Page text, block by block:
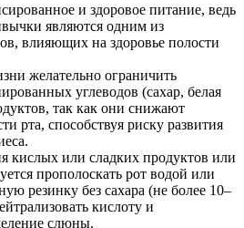
и здоровое питание, ведь
являются одним из
влияющих на здоровье полости
желательно ограничить
углеводов (сахар, белая
так как они снижают
рта, способствуя риску развития
кислых или сладких продуктов или
прополоскать рот водой или
резинку без сахара (не более 10–
кислоту и
слюны.